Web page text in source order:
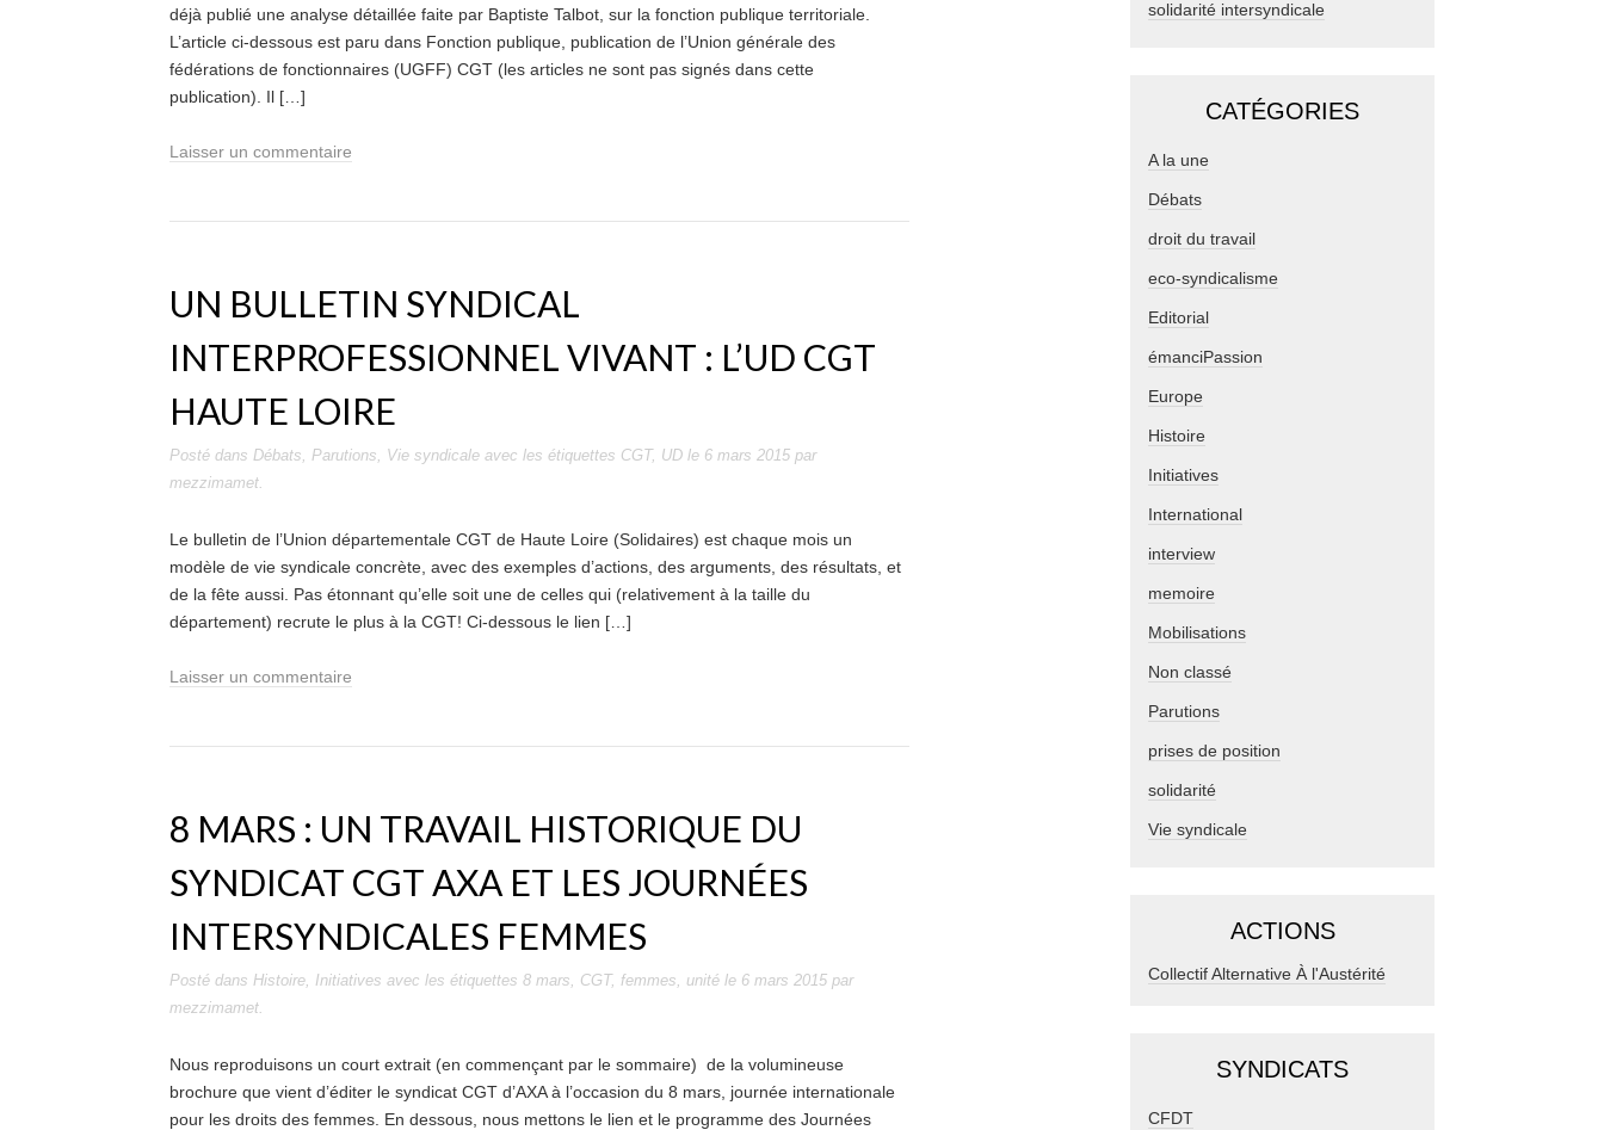
déjà publié une analyse détaillée faite par Baptiste Talbot, sur la fonction publique territoriale.
L’article ci-dessous est paru dans Fonction publique, publication de l’Union générale des
fédérations de fonctionnaires (UGFF) CGT (les articles ne sont pas signés dans cette
publication). Il […]
Laisser un commentaire
UN BULLETIN SYNDICAL
INTERPROFESSIONNEL VIVANT : L’UD CGT
HAUTE LOIRE
Posté dans Débats, Parutions, Vie syndicale avec les étiquettes CGT, UD le 6 mars 2015 par
mezzimamet.
Le bulletin de l’Union départementale CGT de Haute Loire (Solidaires) est chaque mois un
modèle de vie syndicale concrète, avec des exemples d’actions, des arguments, des résultats, et
de la fête aussi. Pas étonnant qu’elle soit une de celles qui (relativement à la taille du
département) recrute le plus à la CGT! Ci-dessous le lien […]
Laisser un commentaire
8 MARS : UN TRAVAIL HISTORIQUE DU
SYNDICAT CGT AXA ET LES JOURNÉES
INTERSYNDICALES FEMMES
Posté dans Histoire, Initiatives avec les étiquettes 8 mars, CGT, femmes, unité le 6 mars 2015 par
mezzimamet.
Nous reproduisons un court extrait (en commençant par le sommaire) de la volumineuse
brochure que vient d’éditer le syndicat CGT d’AXA à l’occasion du 8 mars, journée internationale
pour les droits des femmes. En dessous, nous mettons le lien et le programme des Journées
solidarité intersyndicale
CATÉGORIES
A la une
Débats
droit du travail
eco-syndicalisme
Editorial
émanciPassion
Europe
Histoire
Initiatives
International
interview
memoire
Mobilisations
Non classé
Parutions
prises de position
solidarité
Vie syndicale
ACTIONS
Collectif Alternative À l'Austérité
SYNDICATS
CFDT